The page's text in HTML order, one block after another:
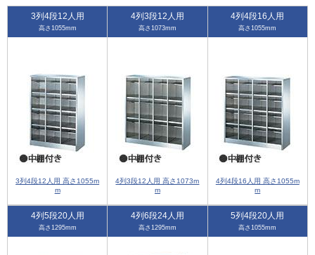
3列4段12人用
高さ1055mm
3列4段12人用 高さ1055m
m
4列3段12人用
高さ1073mm
4列3段12人用 高さ1073m
m
4列4段16人用
高さ1055mm
4列4段16人用 高さ1055m
m
4列5段20人用
高さ1295mm
4列6段24人用
高さ1295mm
5列4段20人用
高さ1055mm